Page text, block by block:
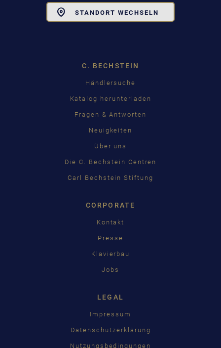
STANDORT WECHSELN
C. BECHSTEIN
Händlersuche
Katalog herunterladen
Fragen & Antworten
Neuigkeiten
Über uns
Die C. Bechstein Centren
Carl Bechstein Stiftung
CORPORATE
Kontakt
Presse
Klavierbau
Jobs
LEGAL
Impressum
Datenschutzerklärung
Nutzungsbedingungen